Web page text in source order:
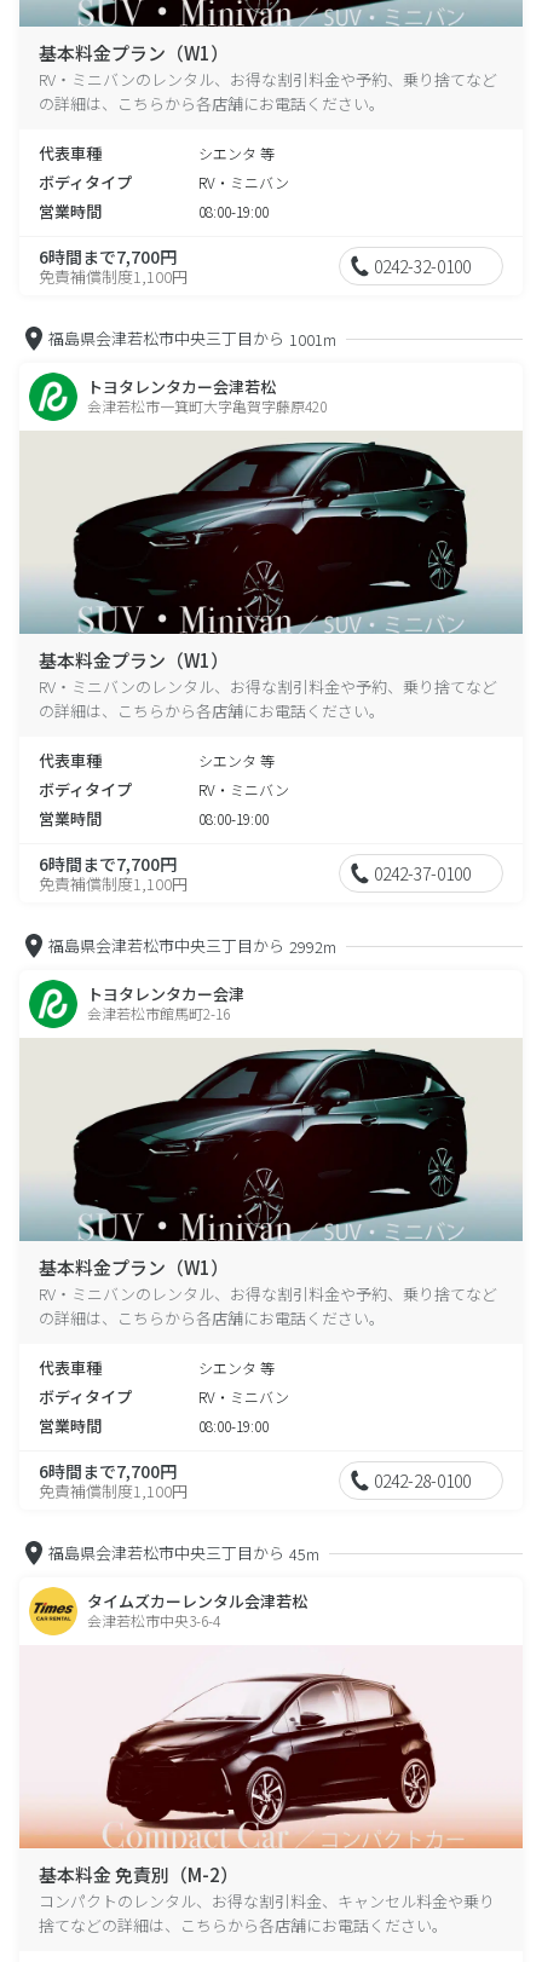
基本料金プラン（W1）
RV・ミニバンのレンタル、お得な割引料金や予約、乗り捨てなど
の詳細は、こちらから各店舗にお電話ください。
代表車種 シエンタ 等
ボディタイプ RV・ミニバン
営業時間 08:00-19:00
6時間まで7,700円
免責補償制度1,100円 0242-32-0100
福島県会津若松市中央三丁目から 1001m
トヨタレンタカー会津若松
会津若松市一箕町大字亀賀字藤原420
基本料金プラン（W1）
RV・ミニバンのレンタル、お得な割引料金や予約、乗り捨てなど
の詳細は、こちらから各店舗にお電話ください。
代表車種 シエンタ 等
ボディタイプ RV・ミニバン
営業時間 08:00-19:00
6時間まで7,700円
免責補償制度1,100円 0242-37-0100
福島県会津若松市中央三丁目から 2992m
トヨタレンタカー会津
会津若松市館馬町2-16
基本料金プラン（W1）
RV・ミニバンのレンタル、お得な割引料金や予約、乗り捨てなど
の詳細は、こちらから各店舗にお電話ください。
代表車種 シエンタ 等
ボディタイプ RV・ミニバン
営業時間 08:00-19:00
6時間まで7,700円
免責補償制度1,100円 0242-28-0100
福島県会津若松市中央三丁目から 45m
タイムズカーレンタル会津若松
会津若松市中央3-6-4
基本料金 免責別（M-2）
コンパクトのレンタル、お得な割引料金、キャンセル料金や乗り
捨てなどの詳細は、こちらから各店舗にお電話ください。